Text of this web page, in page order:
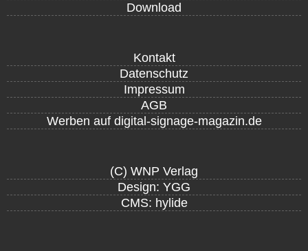
Download
Kontakt
Datenschutz
Impressum
AGB
Werben auf digital-signage-magazin.de
(C) WNP Verlag
Design: YGG
CMS: hylide